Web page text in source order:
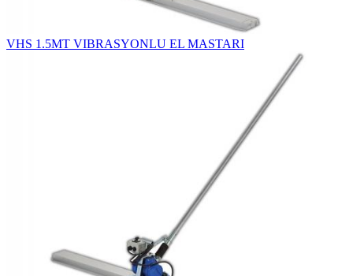
VHS 1.5MT VIBRASYONLU EL MASTARI